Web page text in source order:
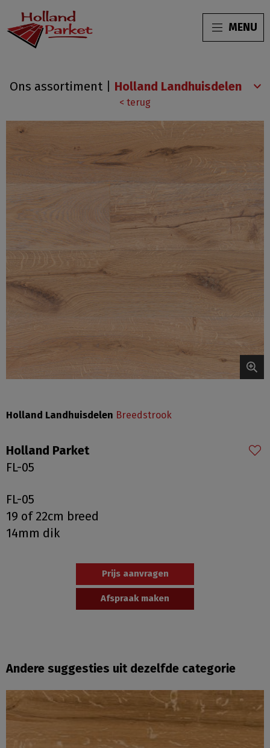
MENU
FL-
Ons assortiment
< terug
Holland Landhuisdelen Breedstrook
Holland Parket
FL-05
FL-05
19 of 22cm breed
14mm dik
Prijs aanvragen
Afspraak maken
Andere suggesties uit dezelfde categorie